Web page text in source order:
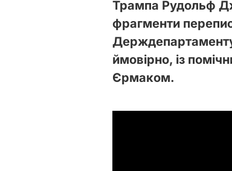
Трампа Рудольф
фрагменти
ймовірно, із
Єрмаком.